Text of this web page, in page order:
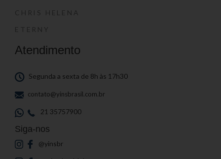
CHRIS HELENA
ETERNY
Atendimento
Segunda a sexta de 8h às 17h30
contato@yinsbrasil.com.br
21 35757900
Siga-nos
@yinsbr